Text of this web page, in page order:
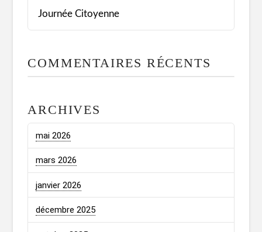
Journée Citoyenne
COMMENTAIRES RÉCENTS
ARCHIVES
mai 2026
mars 2026
janvier 2026
décembre 2025